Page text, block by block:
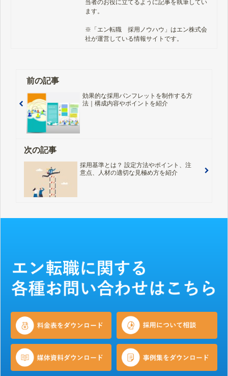
当者のお役に立てるように記事を執筆してい
ます。
※「エン転職　採用ノウハウ」はエン株式会
社が運営している情報サイトです。
前の記事
効果的な採用パンフレットを制作する方
法｜構成内容やポイントを紹介
次の記事
採用基準とは？ 設定方法やポイント、注
意点、人材の適切な見極め方を紹介